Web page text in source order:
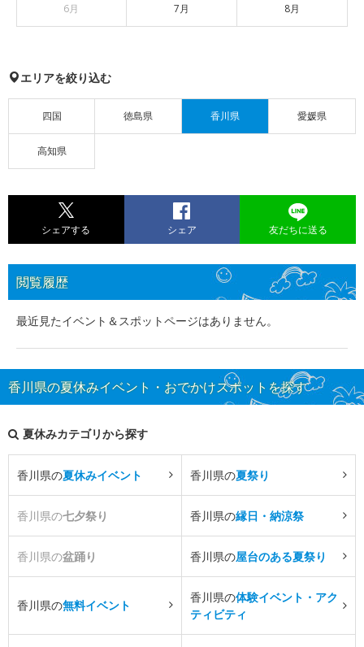
6月 7月 8月
エリアを絞り込む
四国 徳島県 香川県 愛媛県
高知県
シェアする シェア 友だちに送る
閲覧履歴
最近見たイベント＆スポットページはありません。
香川県の夏休みイベント・おでかけスポットを探す
夏休みカテゴリから探す
香川県の夏休みイベント 香川県の夏祭り
香川県の七夕祭り 香川県の縁日・納涼祭
香川県の盆踊り 香川県の屋台のある夏祭り
香川県の無料イベント
香川県の体験イベント・アク
ティビティ